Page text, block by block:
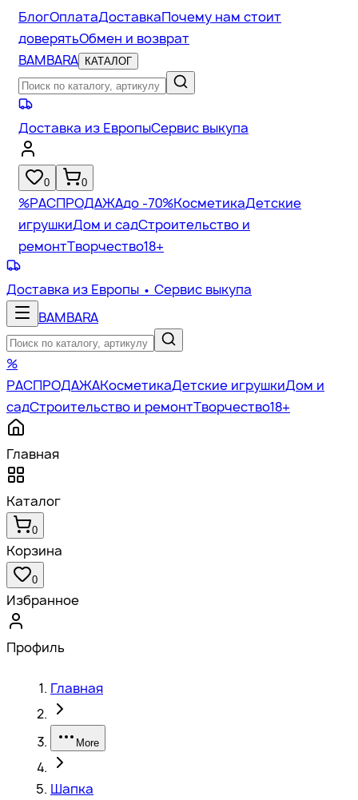
БлогОплатаДоставкаПочему нам стоит
доверятьОбмен и возврат
BAMBARA
КАТАЛОГ
Доставка из ЕвропыСервис выкупа
0 0
%РАСПРОДАЖАдо -70%КосметикаДетские
игрушкиДом и садСтроительство и
ремонтТворчество18+
Доставка из Европы • Сервис выкупа
BAMBARA
%
РАСПРОДАЖАКосметикаДетские игрушкиДом и
садСтроительство и ремонтТворчество18+
Главная
Каталог
0
Корзина
0
Избранное
Профиль
Главная
More
Шапка